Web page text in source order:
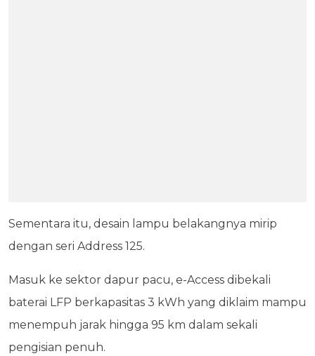
Sementara itu, desain lampu belakangnya mirip
dengan seri Address 125.
Masuk ke sektor dapur pacu, e-Access dibekali
baterai LFP berkapasitas 3 kWh yang diklaim mampu
menempuh jarak hingga 95 km dalam sekali
pengisian penuh.